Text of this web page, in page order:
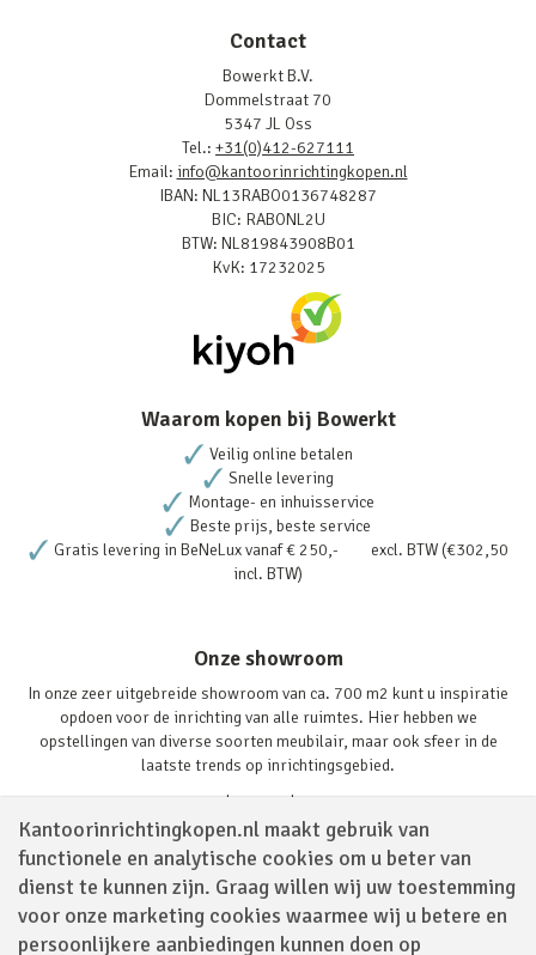
Kantoorinrichtingkopen.nl maakt gebruik van
functionele en analytische cookies om u beter van
dienst te kunnen zijn. Graag willen wij uw toestemming
voor onze marketing cookies waarmee wij u betere en
persoonlijkere aanbiedingen kunnen doen op
Contact
Bowerkt B.V.
Dommelstraat 70
5347 JL Oss
Tel.: +31(0)412-627111
Email: info@kantoorinrichtingkopen.nl
IBAN: NL13RABO0136748287
BIC: RABONL2U
BTW: NL819843908B01
KvK: 17232025
Waarom kopen bij Bowerkt
Veilig online betalen
Snelle levering
Montage- en inhuisservice
Beste prijs, beste service
Gratis levering in BeNeLux vanaf € 250,- excl. BTW (€302,50
incl. BTW)
Onze showroom
In onze zeer uitgebreide showroom van ca. 700 m2 kunt u inspiratie
opdoen voor de inrichting van alle ruimtes. Hier hebben we
opstellingen van diverse soorten meubilair, maar ook sfeer in de
laatste trends op inrichtingsgebied.
Lees verder